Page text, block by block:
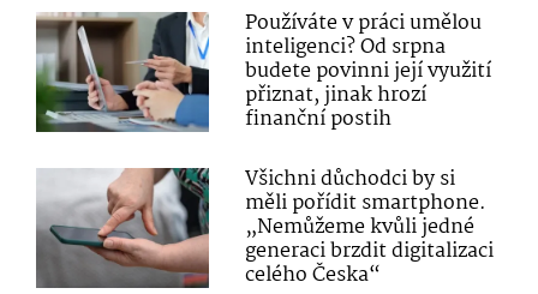
Používáte v práci umělou
inteligenci? Od srpna
budete povinni její využití
přiznat, jinak hrozí
finanční postih
Všichni důchodci by si
měli pořídit smartphone.
„Nemůžeme kvůli jedné
generaci brzdit digitalizaci
celého Česka“